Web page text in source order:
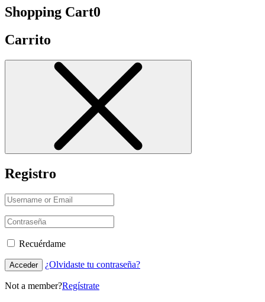
Shopping Cart0
Carrito
Registro
Recuérdame
Acceder ¿Olvidaste tu contraseña?
Not a member?Regístrate